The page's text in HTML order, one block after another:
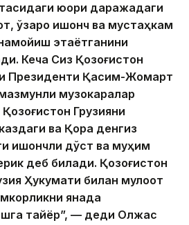
юқори даражадаги
ўзаро ишонч ва мустаҳкам
этаётганини
Кеча Сиз Қозоғистон
Президенти Қасим-Жомарт
мазмунли музокаралар
Грузияни
ва Қора денгиз
ишончли дўст ва муҳим
деб билади. Қозоғистон
Ҳукумати билан мулоқот
янада
тайёр”, — деди Олжас